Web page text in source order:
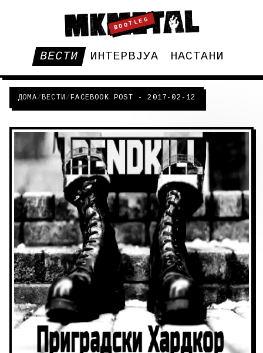
BOOTLEG
ВЕСТИ ИНТЕРВЈУА НАСТАНИ
ДОМА/ВЕСТИ /FACEBOOK POST - 2017-02-12